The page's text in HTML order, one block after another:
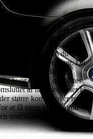
der giver dig
af et indlæg. Om du kan
af boardet afgør. Du
pr. emne. BBkoder
hvor teksten omsluttes
af hakparenteser [
større kontrol over hvad
at få mere information
som kan ses når du